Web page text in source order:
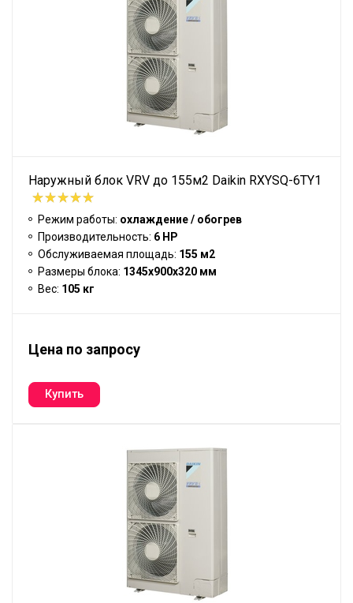
Наружный блок VRV до 155м2 Daikin RXYSQ-6TY1
Режим работы: охлаждение / обогрев
Производительность: 6 HP
Обслуживаемая площадь: 155 м2
Размеры блока: 1345x900x320 мм
Вес: 105 кг
Цена по запросу